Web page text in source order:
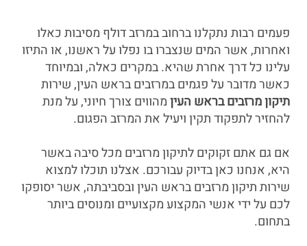
פעמים רבות נתקלנו ברחוב במרזב דולף מסיבות כאלו
ואחרות, אשר המים שנצברו בו נפלו על ראשנו, או התיזו
עלינו כל דרך אחרת שהיא. במקרים כאלה, ובמיוחד
כאשר מדובר על פגמים במרזבים בראש העין, שירות
תיקון מרזבים בראש העיןמהווים צורך חיוני, על מנת
להחזיר לתפקוד תקין ויעיל את המרזב הפגום.
אם גם אתם זקוקים לתיקון מרזבים מכל סיבה באשר
היא, אנחנו כאן בדיוק עבורכם. אצלנו תוכלו למצוא
שירות תיקון מרזבים בראש העין ובסביבתה, אשר יסופקו
לכם על ידי אנשי המקצוע מקצועיים ומנוסים ביותר
בתחום.